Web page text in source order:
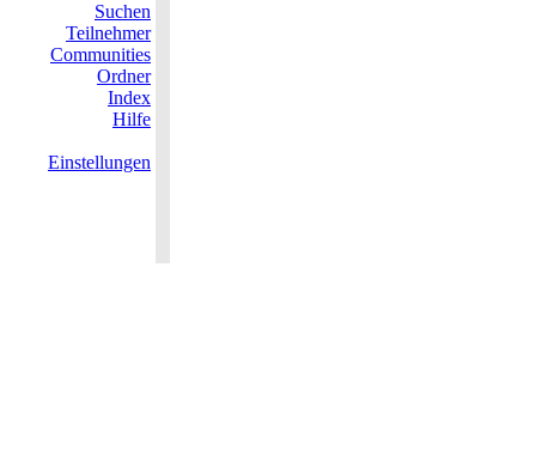
Suchen
Teilnehmer
Communities
Ordner
Index
Hilfe
Einstellungen